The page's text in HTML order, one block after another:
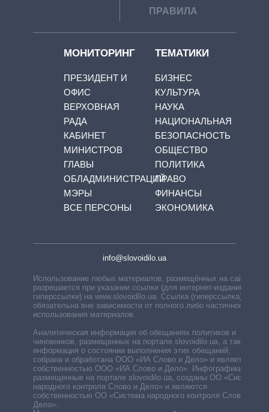
ПРАВИЛА
МОНИТОРИНГ
ПРЕЗИДЕНТ И
ОФИС
ВЕРХОВНАЯ
РАДА
КАБИНЕТ
МИНИСТРОВ
ГЛАВЫ
ОБЛАДМИНИСТРАЦИЙ
МЭРЫ
ВСЕ ПЕРСОНЫ
ТЕМАТИКИ
БИЗНЕС
КУЛЬТУРА
НАУКА
НАЦИОНАЛЬНАЯ
БЕЗОПАСНОСТЬ
ОБЩЕСТВО
ПОЛИТИКА
ПРАВО
ФИНАНСЫ
ЭКОНОМИКА
info@slovoidilo.ua
Использование любых материалов, размещённых на сайте,
разрешается при указании ссылки (для интернет-изданий —
гиперссылки) на www.slovoidilo.ua. Ссылка (гиперссылка)
обязательна вне зависимости от полного либо частичного
использования материалов.
Аналитическая информация об обещаниях политиков и
чиновников, размещенных на портале slovoidilo.ua, а также
информация о состоянии выполнения этих обещаний,
собрана и обработана ООО «ИА Слово и Дело» и является
собственностью ООО «ИА Слово и Дело». Инфографики,
размещенные на портале slovoidilo.ua, созданы ОО «Система
народного контроля Слово и Дело» и являются
собственностью ОО «Система народного контроля Слово и
Дело».